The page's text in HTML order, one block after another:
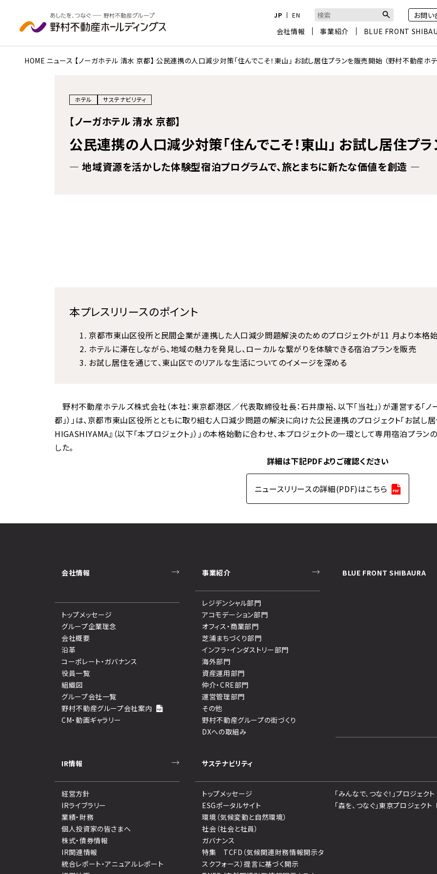
JP EN 検索キーワード入力
お問い
会社情報
事業紹介 BLUE FRONT
HOME ニュース 【ノーガホテル 清水 京都】 公民連携の人口減少対策「住んでこそ！東山」 お試し居住プランを販売開始 （野村不動産ホ
ホテル サステナビリティ
【ノーガホテル 清水 京都】
公民連携の人口減少対策「住んでこそ！東山」 お試し居住プ
― 地域資源を活かした体験型宿泊プログラムで、旅とまちに新たな価値を創造 ―
本プレスリリースのポイント
京都市東山区役所と民間企業が連携した人口減少問題解決のためのプロジェクトが11 月より本格
ホテルに滞在しながら、地域の魅力を発見し、ローカルな繋がりを体験できる宿泊プランを販売
お試し居住を通じて、東山区でのリアルな生活についてのイメージを深める
野村不動産ホテルズ株式会社（本社：東京都港区／代表取締役社長：石井康裕、以下「当社」）が運営する「
都」）」は、京都市東山区役所とともに取り組む人口減少問題の解決に向けた公民連携のプロジェクト「お試し
HIGASHIYAMA』（以下「本プロジェクト」）」の本格始動に合わせ、本プロジェクトの一環として専用宿泊プラ
した。
詳細は下記PDFよりご確認ください
ニュースリリースの詳細(PDF)はこちら
会社情報
トップメッセージ
グループ企業理念
会社概要
沿革
コーポレート・ガバナンス
役員一覧
組織図
グループ会社一覧
野村不動産グループ会社案内
CM・動画ギャラリー
事業紹介
レジデンシャル部門
アコモデーション部門
オフィス・商業部門
芝浦まちづくり部門
インフラ・インダストリー部門
海外部門
資産運用部門
仲介・CRE部門
運営管理部門
その他
野村不動産グループの街づくり
DXへの取組み
BLUE FRONT SHIBAURA
IR情報
経営方針
IRライブラリー
業績・財務
個人投資家の皆さまへ
株式・債券情報
IR関連情報
統合レポート・アニュアルレポート
サステナビリティ
トップメッセージ
ESGポータルサイト
環境（気候変動と自然環境）
社会（社会と社員）
ガバナンス
特集 TCFD（気候関連財務情報開示タ
スクフォース）提言に基づく開示
「みんなで、つなぐ！」プロジェクト
「森を、つなぐ」東京プロジェクト